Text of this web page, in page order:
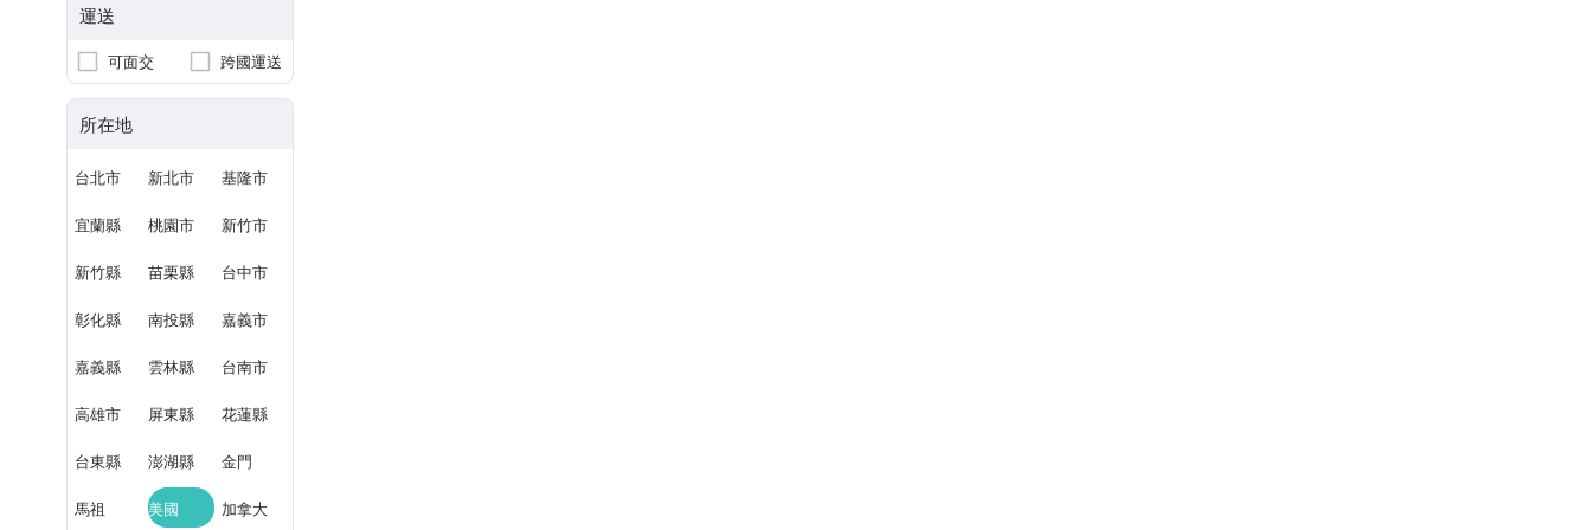
運送
可面交 跨國運送
所在地
台北市 新北市 基隆市
宜蘭縣 桃園市 新竹市
新竹縣 苗栗縣 台中市
彰化縣 南投縣 嘉義市
嘉義縣 雲林縣 台南市
高雄市 屏東縣 花蓮縣
台東縣 澎湖縣 金門
馬祖 美國 加拿大